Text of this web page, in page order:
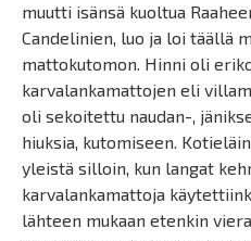
muutti isänsä kuoltua
Candelinien, luo ja loi täällä
mattokutomon. Hinni oli
karvalankamattojen eli
oli sekoitettu naudan-,
hiuksia, kutomiseen.
yleistä silloin, kun langat
karvalankamattoja
lähteen mukaan etenkin